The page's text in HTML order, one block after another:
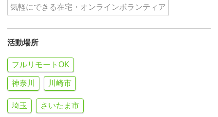
気軽にできる在宅・オンラインボランティア
活動場所
フルリモートOK
神奈川 川崎市
埼玉 さいたま市